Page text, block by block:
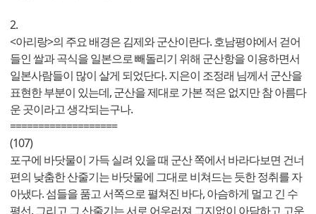
2.
<아리랑>의 주요 배경은 김제와 군산이란다. 호남평야에서 걷어
들인 쌀과 곡식을 일본으로 빼돌리기 위해 군산항을 이용하면서
일본사람들이 많이 살게 되었단다. 지은이 조정래 님께서 군산을
표현한 부분이 있는데, 군산을 제대로 가본 적은 없지만 참 아름다
운 곳이라고 생각되는구나.
===================
(107)
포구에 바닷물이 가득 실려 있을 때 군산 쪽에서 바라다보면 건너
편의 낮춤한 산줄기는 바닷물에 그대로 비쳐드는 듯한 정취를 자
아냈다. 섬들을 품고 서쪽으로 펼쳐진 바다, 아슴하게 멀고 긴 수
평선, 그리고 그 산줄기는 서로 어우러져 그지없이 아담하고 고운